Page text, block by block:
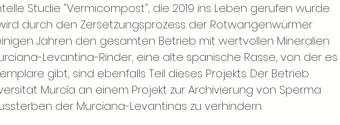
Studie "Vermicompost", die 2019 ins Leben gerufen wurde.
durch den Zersetzungsprozess der Rotwangenwürmer
Jahren den gesamten Betrieb mit wertvollen Mineralien
Levantina-Rinder, eine alte spanische Rasse, von der es
gibt, sind ebenfalls Teil dieses Projekts. Der Betrieb
Murcía an einem Projekt zur Archivierung von Sperma
der Murciana-Levantinas zu verhindern.